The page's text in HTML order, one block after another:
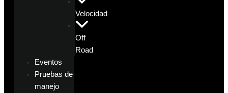
Velocidad
Off
Road
Eventos
Pruebas de
manejo